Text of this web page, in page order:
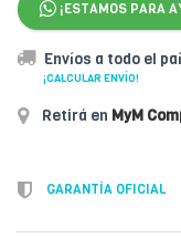
¡ESTAMOS PARA
Envíos a todo el
¡CALCULAR ENVÍO!
Retirá en MyM
GARANTÍA OFICIAL